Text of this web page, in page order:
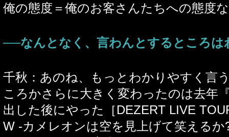
俺の態度＝俺のお客さんたちへの態度
──なんとなく、言わんとするところは
千秋：あのね、もっとわかりやすく言
ころかさらに大きく変わったのは去年
出した後にやった［DEZERT LIVE
W -カメレオンは空を見上げて笑える